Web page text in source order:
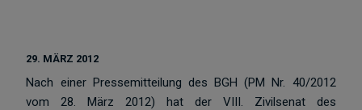
29. MÄRZ 2012
Nach einer Pressemitteilung des BGH (PM Nr. 40/2012
vom 28. März 2012) hat der VIII. Zivilsenat des